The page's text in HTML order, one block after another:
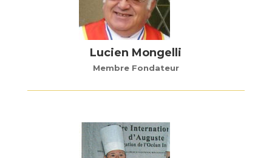
Lucien Mongelli
Membre Fondateur